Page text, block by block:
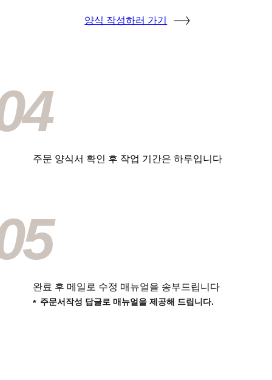
양식 작성하러 가기
주문 양식서 확인 후 작업 기간은 하루입니다
완료 후 메일로 수정 매뉴얼을 송부드립니다
주문서작성 답글로 매뉴얼을 제공해 드립니다.